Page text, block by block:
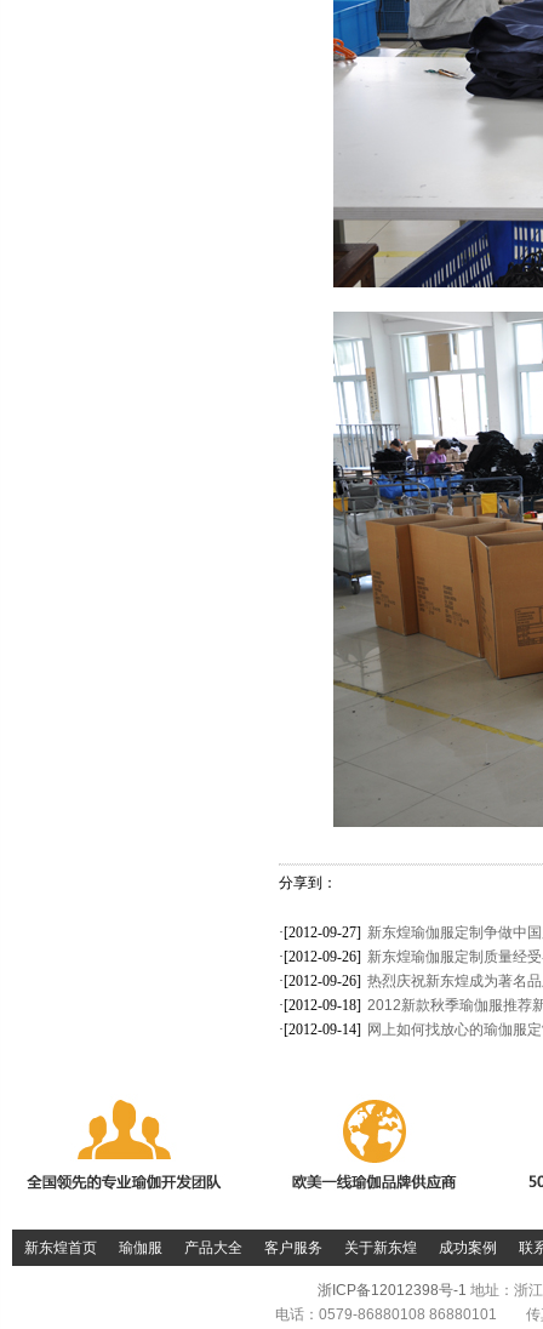
分享到：
·[2012-09-27] 新东煌瑜伽服定制争做中
·[2012-09-26] 新东煌瑜伽服定制质量经
·[2012-09-26] 热烈庆祝新东煌成为著名
·[2012-09-18] 2012新款秋季瑜伽服推荐
·[2012-09-14] 网上如何找放心的瑜伽服
新东煌首页 瑜伽服 产品大全 客户服务 关于新东煌 成功案例 联
浙ICP备12012398号-1 地址：浙
电话：0579-86880108 86880101